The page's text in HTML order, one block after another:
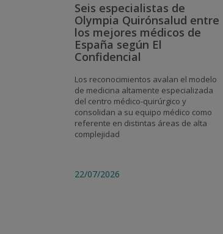
Seis especialistas de
Olympia Quirónsalud entre
los mejores médicos de
España según El
Confidencial
Los reconocimientos avalan el modelo
de medicina altamente especializada
del centro médico-quirúrgico y
consolidan a su equipo médico como
referente en distintas áreas de alta
complejidad
22/07/2026